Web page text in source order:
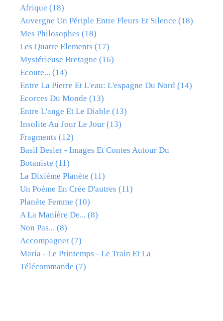
Afrique (18)
Auvergne Un Périple Entre Fleurs Et Silence (18)
Mes Philosophes (18)
Les Quatre Elements (17)
Mystérieuse Bretagne (16)
Ecoute... (14)
Entre La Pierre Et L'eau: L'espagne Du Nord (14)
Ecorces Du Monde (13)
Entre L'ange Et Le Diable (13)
Insolite Au Jour Le Jour (13)
Fragments (12)
Basil Besler - Images Et Contes Autour Du
Botaniste (11)
La Dixième Planète (11)
Un Poème En Crée D'autres (11)
Planète Femme (10)
A La Manière De... (8)
Non Pas... (8)
Accompagner (7)
Maria - Le Printemps - Le Train Et La
Télécommande (7)